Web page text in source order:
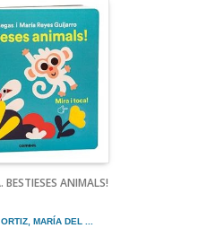
BESTIESES ANIMALS!
MARÍA DEL ...